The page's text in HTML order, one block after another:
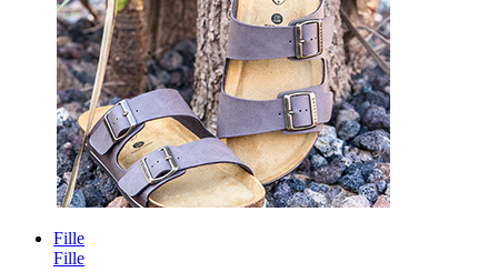
Fille
Fille